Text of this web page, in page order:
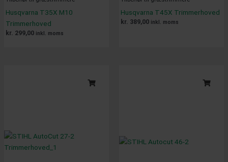
Husqvarna T35X M10
Trimmerhoved
kr. 299,00 inkl. moms
Husqvarna T45X Trimmerhoved
kr. 389,00 inkl. moms